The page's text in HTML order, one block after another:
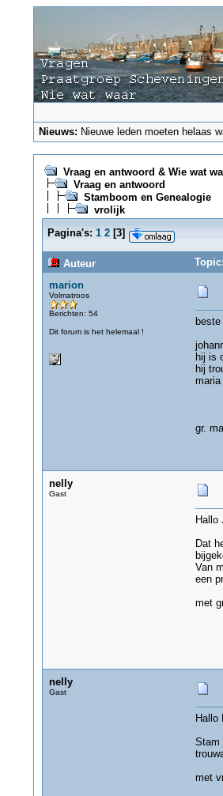
Nieuws: Nieuwe leden moeten helaas
Vraag en antwoord & Wie wat
Vraag en antwoord
Stamboom en Genealogie
vrolijk
Pagina's: 1 2[3]
Auteur
marion
Volmatroos
Berichten: 54
Dit forum is het helemaal !
beste
hij is
hij
maria
gr.
nelly
Gast
Hallo
Dat
Van
een
met
nelly
Gast
Hallo
Stam
met